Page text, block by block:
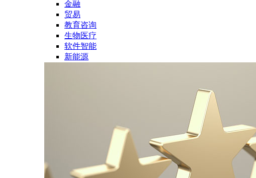
金融
贸易
教育咨询
生物医疗
软件智能
新能源